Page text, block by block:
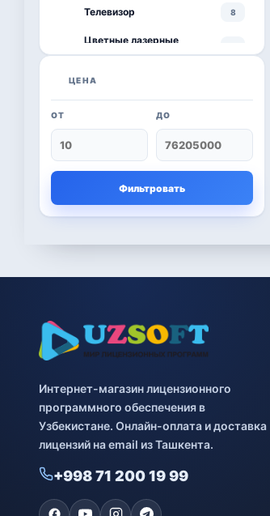
Телевизор 8
Цветные лазерные
принтеры
черно-белый принтер
Kaspersky
Microsoft
Другие программы
ESET 7
PRO32
Dr.Web 4
Jivo 3
IVI
ЦЕНА
ОТ ДО
Фильтровать
Интернет-магазин лицензионного
программного обеспечения в
Узбекистане. Онлайн-оплата и доставка
лицензий на email из Ташкента.
+998 71 200 19 99